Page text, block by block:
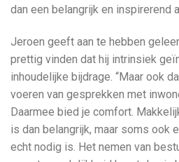
dan een belangrijk en inspirerend
Jeroen geeft aan te hebben
prettig vinden dat hij intrinsiek
inhoudelijke bijdrage. “Maar ook
voeren van gesprekken met
Daarmee bied je comfort.
is dan belangrijk, maar soms ook
echt nodig is. Het nemen van